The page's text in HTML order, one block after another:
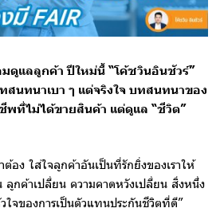
ดูแลลูกค้า ปีใหม่นี้ “โค้ซวินอินชัวร์”
นทนาเบา ๆ แต่จริงใจ บทสนทนาของ
พที่ไม่ได้ขายสินค้า แต่ดูแล “ชีวิต”
ใส่ใจลูกค้าอันเป็นที่รักยิ่งของเราให้
ลูกค้าเปลี่ยน ความคาดหวังเปลี่ยน สิ่งหนึ่ง
ใจของการเป็นตัวแทนประกันชีวิตที่ดี”